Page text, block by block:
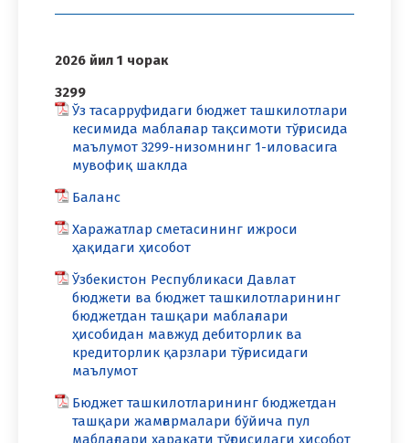
2026 йил 1 чорак
3299
Ўз тасарруфидаги бюджет ташкилотлари
кесимида маблағлар тақсимоти тўғрисида
маълумот 3299-низомнинг 1-иловасига
мувофиқ шаклда
Баланс
Харажатлар сметасининг ижроси
ҳақидаги ҳисобот
Ўзбекистон Республикаси Давлат
бюджети ва бюджет ташкилотларининг
бюджетдан ташқари маблағлари
ҳисобидан мавжуд дебиторлик ва
кредиторлик қарзлари тўғрисидаги
маълумот
Бюджет ташкилотларининг бюджетдан
ташқари жамғармалари бўйича пул
маблағлари ҳаракати тўғрисидаги ҳисобот